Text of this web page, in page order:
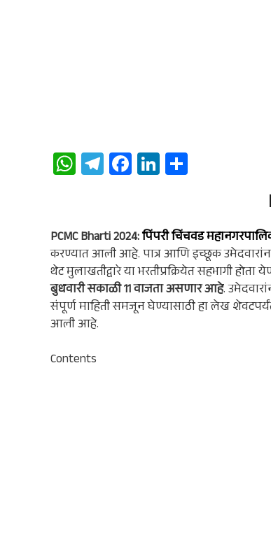
W
ha
A
p
p
Te
le
a
m
Fa
ce
oo
k
Li
n
dI
n
PCMC Bharti 2024:पिंपरी चिंचवड
करण्यात आली आहे. पात्र आणि इच्छूक
थेट मुलाखतीद्वारे या भरतीप्रक्रियेत सहभागी
बुधवारी सकाळी 11 वाजता असणारआहे.
संपूर्ण माहिती समजून घेण्यासाठी हा लेख
आली आहे.
Contents